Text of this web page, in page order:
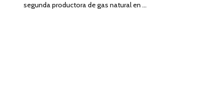
segunda productora de gas natural en …